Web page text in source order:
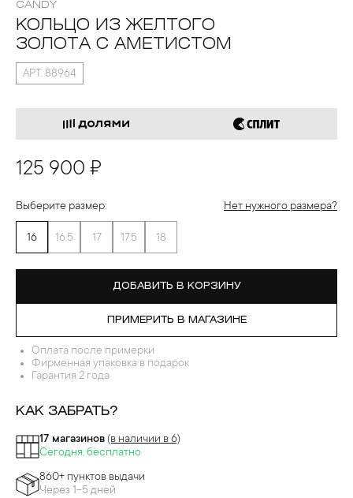
CANDY
КОЛЬЦО ИЗ ЖЕЛТОГО
ЗОЛОТА С АМЕТИСТОМ
АРТ. 88964
125 900 ₽
Выберите размер: Нет нужного размера?
16 16.5 17 17.5 18
ДОБАВИТЬ В КОРЗИНУ
ПРИМЕРИТЬ В МАГАЗИНЕ
Оплата после примерки
Фирменная упаковка в подарок
Гарантия 2 года
КАК ЗАБРАТЬ?
17 магазинов (в наличии в 6)
Сегодня, бесплатно
860+ пунктов выдачи
Через 1-5 дней